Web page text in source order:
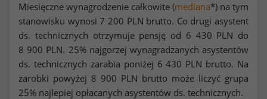
Miesięczne wynagrodzenie całkowite (mediana*) na tym
stanowisku wynosi7 200 PLN brutto. Co drugi asystent
ds. technicznych otrzymuje pensję od 6 430 PLN do
8 900 PLN. 25% najgorzej wynagradzanych asystentów
ds. technicznych zarabia poniżej 6 430 PLN brutto. Na
zarobki powyżej 8 900 PLN brutto może liczyć grupa
25% najlepiej opłacanych asystentów ds. technicznych.